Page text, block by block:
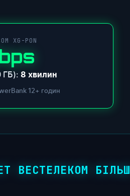
XG-PON
ГБ): 8 хвилин
12+ годин
ВЕСТЕЛЕКОМ БІЛЬШ